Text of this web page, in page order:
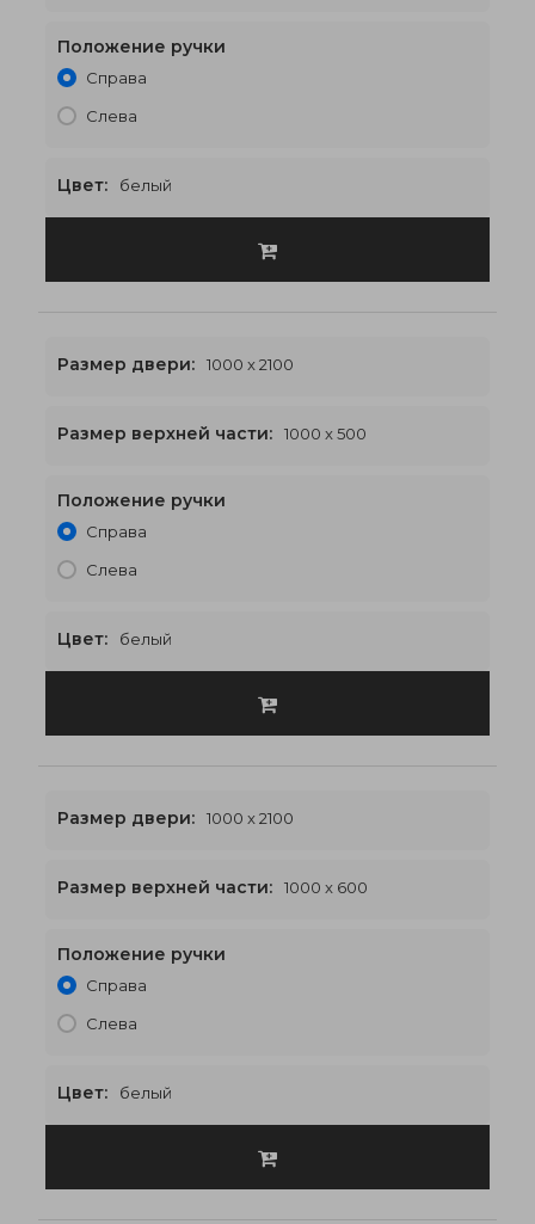
1000 x 2500€493
Положение ручки
Справа
Слева
Цвет: белый
1000 x 2600€498
Размер двери: 1000 x 2100
Размер верхней части: 1000 x 500
Положение ручки
Справа
Слева
Цвет: белый
1000 x 2700€504
Размер двери: 1000 x 2100
Размер верхней части: 1000 x 600
Положение ручки
Справа
Слева
Цвет: белый